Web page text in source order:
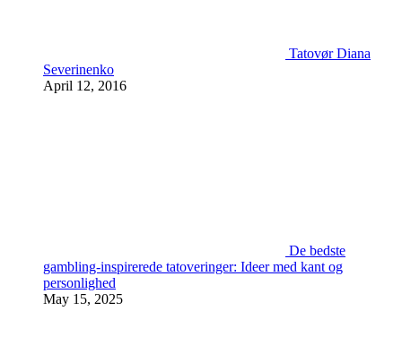
Tatovør Diana
Severinenko
April 12, 2016
De bedste
gambling-inspirerede tatoveringer: Ideer med kant og
personlighed
May 15, 2025